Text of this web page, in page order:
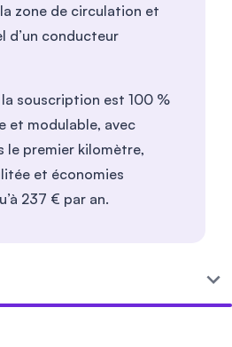
zone de circulation et
d’un conducteur
souscription est 100 %
et modulable, avec
le premier kilomètre,
et économies
237 € par an.